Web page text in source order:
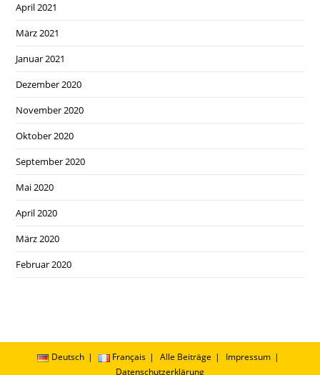
April 2021
März 2021
Januar 2021
Dezember 2020
November 2020
Oktober 2020
September 2020
Mai 2020
April 2020
März 2020
Februar 2020
Deutsch Français Alle Beiträge
Impressum
Datenschutzerklärung